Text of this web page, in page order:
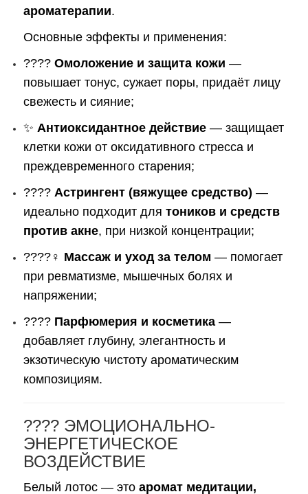
ароматерапии.
Основные эффекты и применения:
???? Омоложение и защита кожи —
повышает тонус, сужает поры, придаёт лицу
свежесть и сияние;
✨ Антиоксидантное действие— защищает
клетки кожи от оксидативного стресса и
преждевременного старения;
???? Астрингент (вяжущее средство) —
идеально подходит для тоников и средств
против акне, при низкой концентрации;
????‍♀️ Массаж и уход за телом — помогает
при ревматизме, мышечных болях и
напряжении;
???? Парфюмерия и косметика—
добавляет глубину, элегантность и
экзотическую чистоту ароматическим
композициям.
???? ЭМОЦИОНАЛЬНО-
ЭНЕРГЕТИЧЕСКОЕ
ВОЗДЕЙСТВИЕ
Белый лотос — это аромат медитации,